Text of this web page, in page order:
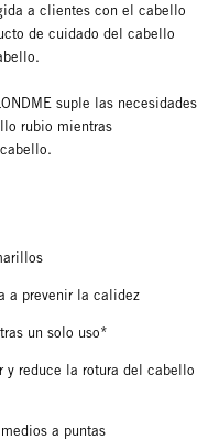
a clientes con el cabello
de cuidado del cabello
suple las necesidades
rubio mientras
a prevenir la calidez
un solo uso*
reduce la rotura del cabello
a puntas